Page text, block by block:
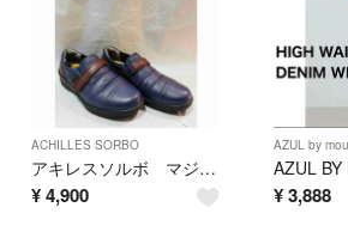
ACHILLES SORBO
アキレスソルボ マジックテープ スニーカー レザー 紫 25
¥4,900
AZUL by
¥ 3,888